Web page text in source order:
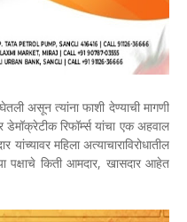
असून त्यांना फाशी देण्याची मागणी
रिफॉर्म्स यांचा एक अहवाल
महिला अत्याचाराविरोधातील
पक्षाचे किती आमदार, खासदार आहेत